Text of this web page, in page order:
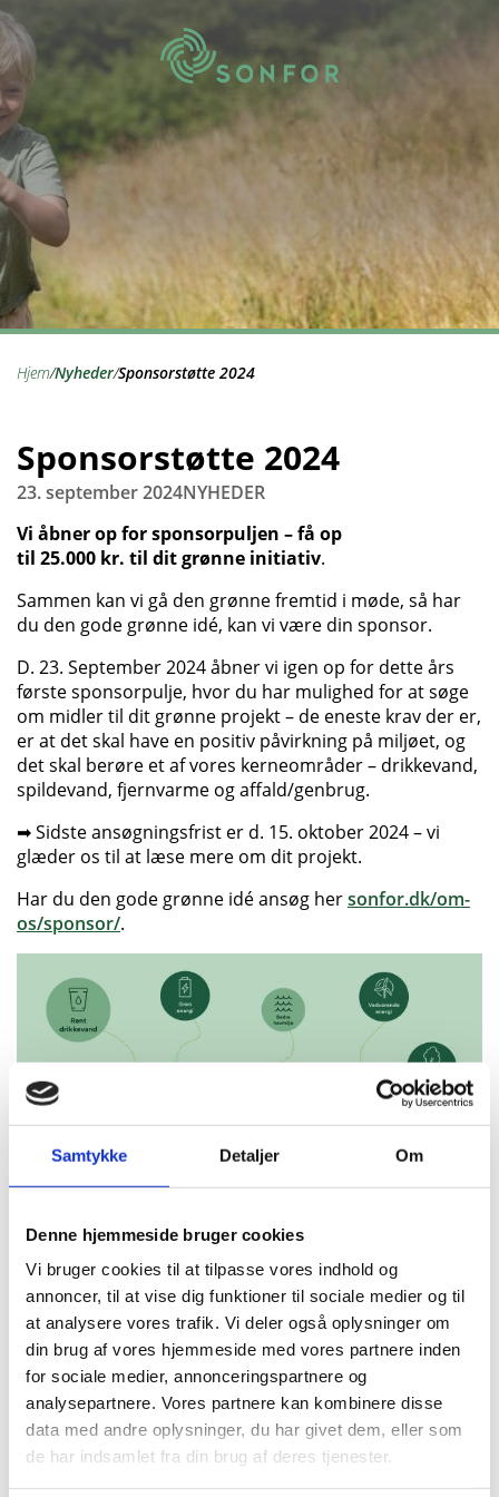
Samtykke Detaljer Om
Denne hjemmeside bruger cookies
Vi bruger cookies til at tilpasse vores indhold og
annoncer, til at vise dig funktioner til sociale medier og til
at analysere vores trafik. Vi deler også oplysninger om
din brug af vores hjemmeside med vores partnere inden
for sociale medier, annonceringspartnere og
analysepartnere. Vores partnere kan kombinere disse
data med andre oplysninger, du har givet dem, eller som
de har indsamlet fra din brug af deres tjenester.
hjem/ nyheder/ Sponsorstøtte 2024
Sponsorstøtte 2024
23. september 2024NYHEDER
Vi åbner op for sponsorpuljen – få op
til 25.000 kr. til dit grønne initiativ.
Sammen kan vi gå den grønne fremtid i møde, så har
du den gode grønne idé, kan vi være din sponsor.
D. 23. September 2024 åbner vi igen op for dette års
første sponsorpulje, hvor du har mulighed for at søge
om midler til dit grønne projekt – de eneste krav der er,
er at det skal have en positiv påvirkning på miljøet, og
det skal berøre et af vores kerneområder – drikkevand,
spildevand, fjernvarme og affald/genbrug.
➡ Sidste ansøgningsfrist er d. 15. oktober 2024 – vi
glæder os til at læse mere om dit projekt.
Har du den gode grønne idé ansøg hersonfor.dk/om-
os/sponsor/.